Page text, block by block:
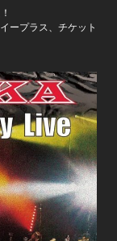
ープラス、チケット